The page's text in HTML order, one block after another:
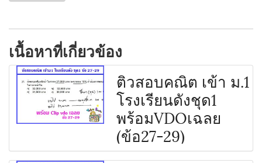
เนื้อหาที่เกี่ยวข้อง
ติวสอบคณิต เข้า ม.1
โรงเรียนดังชุด1
พร้อมVDOเฉลย
(ข้อ27-29)